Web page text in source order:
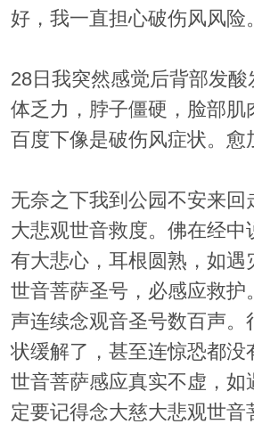
好，我一直担心破伤风风险。
28日我突然感觉后背部发
体乏力，脖子僵硬，脸部肌
百度下像是破伤风症状。愈
无奈之下我到公园不安来回
大悲观世音救度。佛在经中
有大悲心，耳根圆熟，如遇
世音菩萨圣号，必感应救护
声连续念观音圣号数百声。
状缓解了，甚至连惊恐都没
世音菩萨感应真实不虚，如
定要记得念大慈大悲观世音